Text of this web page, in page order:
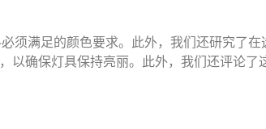
须满足的颜色要求。此外，我们还研究了在
以确保灯具保持亮丽。此外，我们还评论了